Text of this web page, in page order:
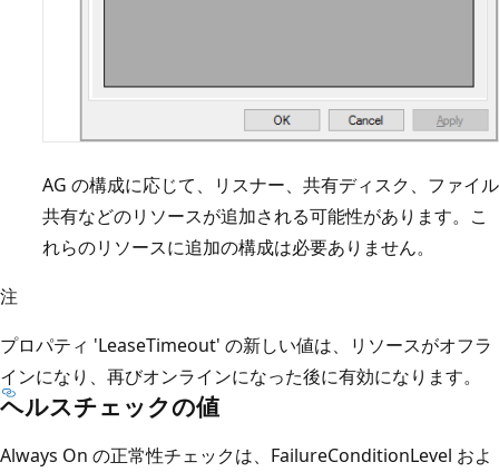
AG の構成に応じて、リスナー、共有ディスク、ファイル
共有などのリソースが追加される可能性があります。こ
れらのリソースに追加の構成は必要ありません。
注
プロパティ 'LeaseTimeout' の新しい値は、リソースがオフラ
インになり、再びオンラインになった後に有効になります。
ヘルスチェックの値
Always On の正常性チェックは、FailureConditionLevel およ